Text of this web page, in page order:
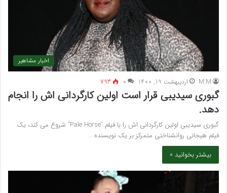
اخبار مشاهیر
M.M اردیبهشت 19, 1400 ۰ 793
گبوری سیدیبی قرار است اولین کارگردانی اش را انجام
دهد.
گبوری سیدیبی اولین کارگردانی اش را با فیلم “Pale Horse” شروع می کند، یک
فیلم هیجانی روانشناختی متمرکز بر یک نویسنده …
بیشتر بخوانید »